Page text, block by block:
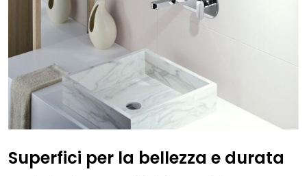
Superfici per la bellezza e durata